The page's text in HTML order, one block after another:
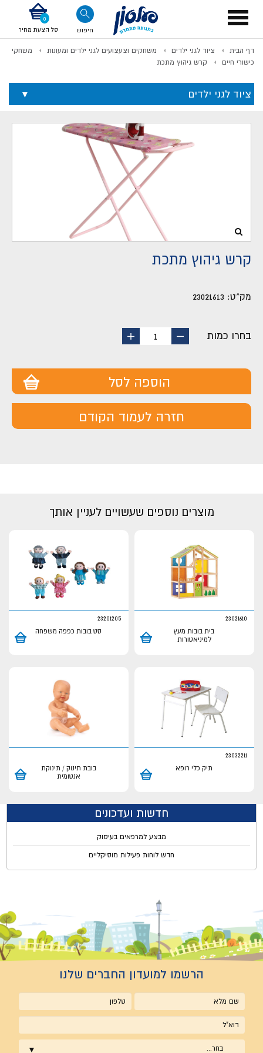
Toggle
navigation
חיפוש סל הצעת מחיר
דף הבית ציוד לגני ילדים משחקים וצעצועים לגני ילדים ומעונות
משחקי
כישורי חיים
קרש גיהוץ מתכת
ציוד לגני ילדים
קרש גיהוץ מתכת
מק"ט: 23021613
בחרו כמות
החסר
1
הוסף
הוספה לסל
חזרה לעמוד הקודם
מוצרים נוספים שעשויים לעניין אותך
23021610
בית בובות מעץ
למיניאטורות
23201205
סט בובות כפפה משפחה
23032211
תיק כלי רופא
בובת תינוק / תינוקת
אנטומית
חדשות ועדכונים
מבצע למרפאים בעיסוק
חדש לוחות פעילות מוסיקליים
הרשמו למועדון החברים שלנו
שם
מלא
טלפון
אימייל
בחר...